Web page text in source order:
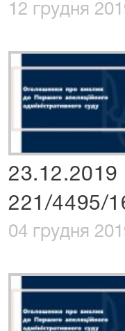
12 грудня
221/4495/
04 грудня